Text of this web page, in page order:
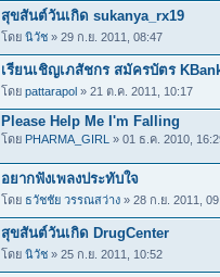
สุขสันต์วันเกิด sukanya_rx19
โดย นิวัช » 29 ก.ย. 2011, 08:47
เรียนเชิญเภสัชกร สมัครบัตร
โดย pattarapol » 21 ต.ค. 2011, 10:17
Please Help Me I'm Falling
โดย PHARMA_GIRL » 01 ธ.ค. 2010,
อยากฟังเพลงประทับใจ
โดย ธวัชชัย วรรณสว่าง » 28 ก.ย. 2011,
สุขสันต์วันเกิด DrugCenter
โดย นิวัช » 25 ก.ย. 2011, 10:52